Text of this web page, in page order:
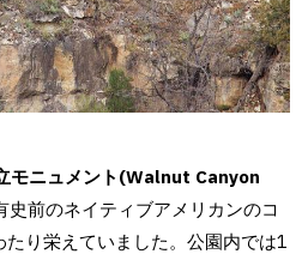
モニュメント(Walnut Canyon
史前のネイティブアメリカンのコ
り栄えていました。公園内では1